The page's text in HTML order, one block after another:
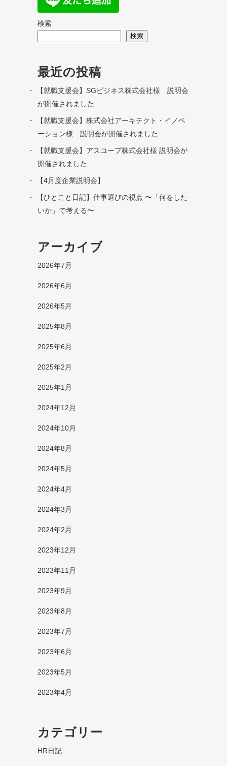
検索
検索
最近の投稿
【就職支援会】SGビジネス株式会社様 説明会
が開催されました
【就職支援会】株式会社アーキテクト・イノベ
ーション様 説明会が開催されました
【就職支援会】アスコープ株式会社様 説明会が
開催されました
【4月度企業説明会】
【ひとこと日記】仕事選びの視点 〜「何をした
いか」で考える〜
アーカイブ
2026年7月
2026年6月
2026年5月
2025年8月
2025年6月
2025年2月
2025年1月
2024年12月
2024年10月
2024年8月
2024年5月
2024年4月
2024年3月
2024年2月
2023年12月
2023年11月
2023年9月
2023年8月
2023年7月
2023年6月
2023年5月
2023年4月
カテゴリー
HR日記